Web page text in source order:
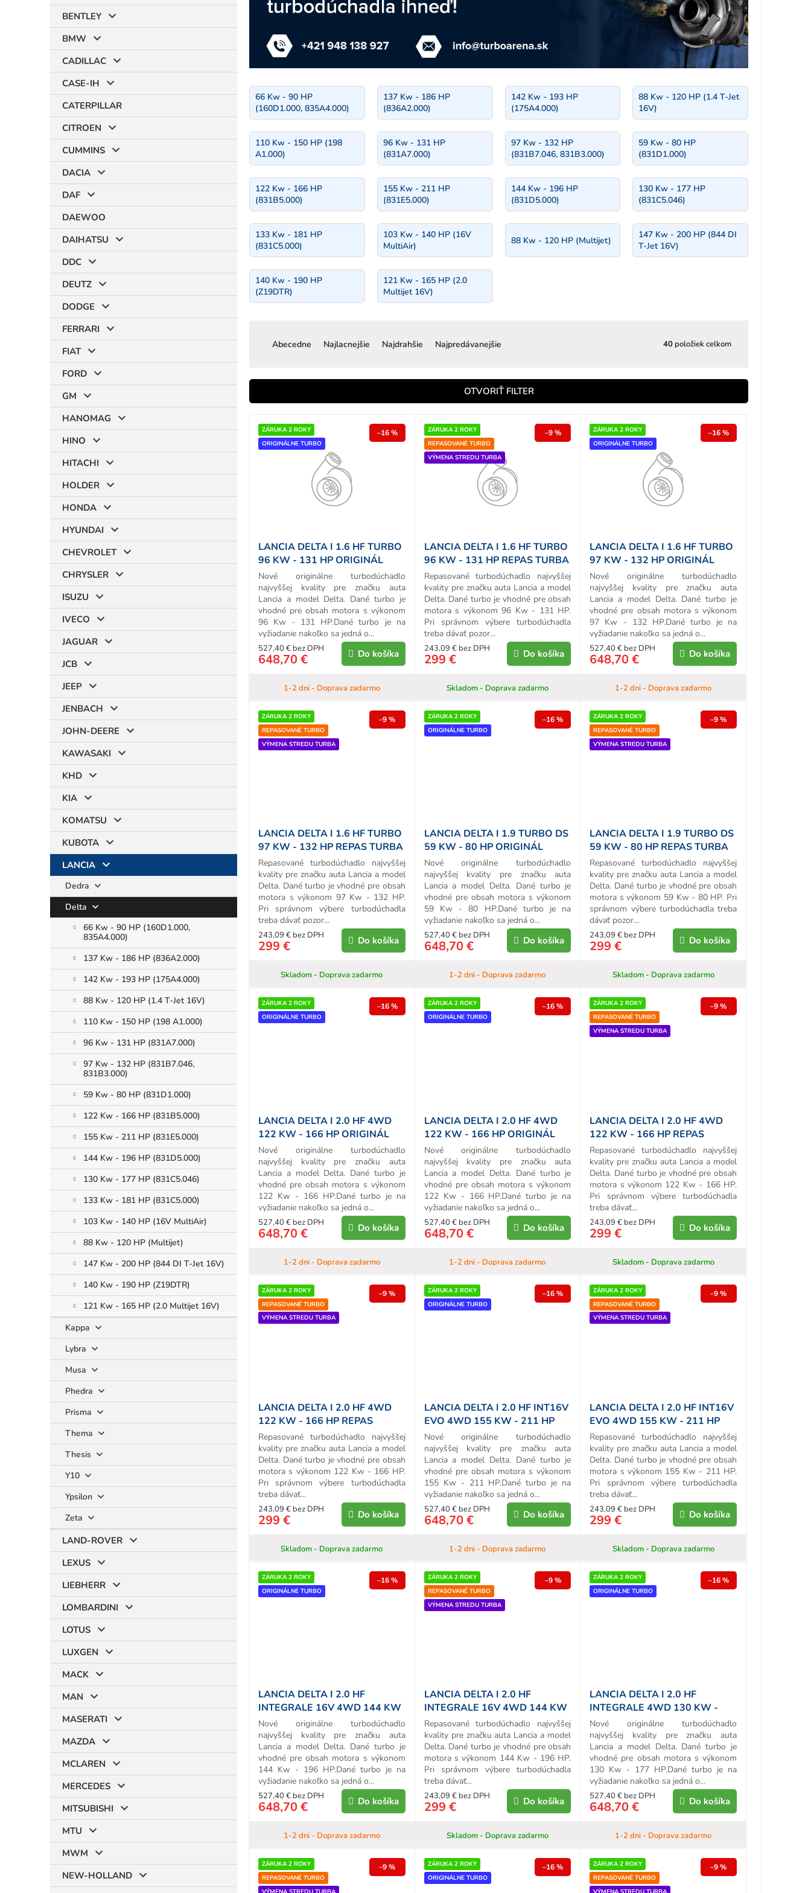
BENTLEY
BMW
CADILLAC
CASE-IH
CATERPILLAR
CITROEN
CUMMINS
DACIA
DAF
DAEWOO
DAIHATSU
DDC
DEUTZ
DODGE
FERRARI
FIAT
FORD
GM
HANOMAG
HINO
HITACHI
HOLDER
HONDA
HYUNDAI
CHEVROLET
CHRYSLER
ISUZU
IVECO
JAGUAR
JCB
JEEP
JENBACH
JOHN-DEERE
KAWASAKI
KHD
KIA
KOMATSU
KUBOTA
LANCIA
Dedra
Delta
66 Kw - 90 HP (160D1.000,
835A4.000)
137 Kw - 186 HP (836A2.000)
142 Kw - 193 HP (175A4.000)
88 Kw - 120 HP (1.4 T-Jet 16V)
110 Kw - 150 HP (198 A1.000)
96 Kw - 131 HP (831A7.000)
97 Kw - 132 HP (831B7.046,
831B3.000)
59 Kw - 80 HP (831D1.000)
122 Kw - 166 HP (831B5.000)
155 Kw - 211 HP (831E5.000)
144 Kw - 196 HP (831D5.000)
130 Kw - 177 HP (831C5.046)
133 Kw - 181 HP (831C5.000)
103 Kw - 140 HP (16V MultiAir)
88 Kw - 120 HP (Multijet)
147 Kw - 200 HP (844 DI T-Jet 16V)
140 Kw - 190 HP (Z19DTR)
121 Kw - 165 HP (2.0 Multijet 16V)
Kappa
Lybra
Musa
Phedra
Prisma
Thema
Thesis
Y10
Ypsilon
Zeta
LAND-ROVER
LEXUS
LIEBHERR
LOMBARDINI
LOTUS
LUXGEN
MACK
MAN
MASERATI
MAZDA
MCLAREN
MERCEDES
MITSUBISHI
MTU
MWM
NEW-HOLLAND
66 Kw - 90 HP
(160D1.000, 835A4.000)
137 Kw - 186 HP
(836A2.000)
142 Kw - 193 HP
(175A4.000)
88 Kw - 120 HP (1.4 T-Jet
16V)
110 Kw - 150 HP (198
A1.000)
96 Kw - 131 HP
(831A7.000)
97 Kw - 132 HP
(831B7.046, 831B3.000)
59 Kw - 80 HP
(831D1.000)
122 Kw - 166 HP
(831B5.000)
155 Kw - 211 HP
(831E5.000)
144 Kw - 196 HP
(831D5.000)
130 Kw - 177 HP
(831C5.046)
133 Kw - 181 HP
(831C5.000)
103 Kw - 140 HP (16V
MultiAir)
88 Kw - 120 HP (Multijet)
147 Kw - 200 HP (844 DI
T-Jet 16V)
140 Kw - 190 HP
(Z19DTR)
121 Kw - 165 HP (2.0
Multijet 16V)
n
p
r
o
Abecedne Najlacnejšie Najdrahšie Najpredávanejšie 40 položiek celkom
OTVORIŤ FILTER
ZÁRUKA 2 ROKY
ORIGINÁLNE TURBO
–16 %
LANCIA DELTA I 1.6 HF TURBO
96 KW - 131 HP ORIGINÁL
TURBO
1-2 dni - Doprava zadarmo
527,40 € bez DPH
648,70 € Do košíka
Nové originálne turbodúchadlo
najvyššej kvality pre značku auta
Lancia a model Delta. Dané turbo je
vhodné pre obsah motora s výkonom
96 Kw - 131 HP.Dané turbo je na
vyžiadanie nakoľko sa jedná o...
ZÁRUKA 2 ROKY
REPASOVANÉ TURBO
VÝMENA STREDU TURBA
–9 %
LANCIA DELTA I 1.6 HF TURBO
96 KW - 131 HP REPAS TURBA
Skladom - Doprava zadarmo
243,09 € bez DPH
299 € Do košíka
Repasované turbodúchadlo najvyššej
kvality pre značku auta Lancia a model
Delta. Dané turbo je vhodné pre obsah
motora s výkonom 96 Kw - 131 HP.
Pri správnom výbere turbodúchadla
treba dávať pozor...
ZÁRUKA 2 ROKY
ORIGINÁLNE TURBO
–16 %
LANCIA DELTA I 1.6 HF TURBO
97 KW - 132 HP ORIGINÁL
TURBO
1-2 dni - Doprava zadarmo
527,40 € bez DPH
648,70 € Do košíka
Nové originálne turbodúchadlo
najvyššej kvality pre značku auta
Lancia a model Delta. Dané turbo je
vhodné pre obsah motora s výkonom
97 Kw - 132 HP.Dané turbo je na
vyžiadanie nakoľko sa jedná o...
ZÁRUKA 2 ROKY
REPASOVANÉ TURBO
VÝMENA STREDU TURBA
–9 %
LANCIA DELTA I 1.6 HF TURBO
97 KW - 132 HP REPAS TURBA
Skladom - Doprava zadarmo
243,09 € bez DPH
299 € Do košíka
Repasované turbodúchadlo najvyššej
kvality pre značku auta Lancia a model
Delta. Dané turbo je vhodné pre obsah
motora s výkonom 97 Kw - 132 HP.
Pri správnom výbere turbodúchadla
treba dávať pozor...
ZÁRUKA 2 ROKY
ORIGINÁLNE TURBO
–16 %
LANCIA DELTA I 1.9 TURBO DS
59 KW - 80 HP ORIGINÁL
TURBO
1-2 dni - Doprava zadarmo
527,40 € bez DPH
648,70 € Do košíka
Nové originálne turbodúchadlo
najvyššej kvality pre značku auta
Lancia a model Delta. Dané turbo je
vhodné pre obsah motora s výkonom
59 Kw - 80 HP.Dané turbo je na
vyžiadanie nakoľko sa jedná o...
ZÁRUKA 2 ROKY
REPASOVANÉ TURBO
VÝMENA STREDU TURBA
–9 %
LANCIA DELTA I 1.9 TURBO DS
59 KW - 80 HP REPAS TURBA
Skladom - Doprava zadarmo
243,09 € bez DPH
299 € Do košíka
Repasované turbodúchadlo najvyššej
kvality pre značku auta Lancia a model
Delta. Dané turbo je vhodné pre obsah
motora s výkonom 59 Kw - 80 HP. Pri
správnom výbere turbodúchadla treba
dávať pozor...
ZÁRUKA 2 ROKY
ORIGINÁLNE TURBO
–16 %
LANCIA DELTA I 2.0 HF 4WD
122 KW - 166 HP ORIGINÁL
TURBO
1-2 dni - Doprava zadarmo
527,40 € bez DPH
648,70 € Do košíka
Nové originálne turbodúchadlo
najvyššej kvality pre značku auta
Lancia a model Delta. Dané turbo je
vhodné pre obsah motora s výkonom
122 Kw - 166 HP.Dané turbo je na
vyžiadanie nakoľko sa jedná o...
ZÁRUKA 2 ROKY
ORIGINÁLNE TURBO
–16 %
LANCIA DELTA I 2.0 HF 4WD
122 KW - 166 HP ORIGINÁL
TURBO
1-2 dni - Doprava zadarmo
527,40 € bez DPH
648,70 € Do košíka
Nové originálne turbodúchadlo
najvyššej kvality pre značku auta
Lancia a model Delta. Dané turbo je
vhodné pre obsah motora s výkonom
122 Kw - 166 HP.Dané turbo je na
vyžiadanie nakoľko sa jedná o...
ZÁRUKA 2 ROKY
REPASOVANÉ TURBO
VÝMENA STREDU TURBA
–9 %
LANCIA DELTA I 2.0 HF 4WD
122 KW - 166 HP REPAS
TURBA
Skladom - Doprava zadarmo
243,09 € bez DPH
299 € Do košíka
Repasované turbodúchadlo najvyššej
kvality pre značku auta Lancia a model
Delta. Dané turbo je vhodné pre obsah
motora s výkonom 122 Kw - 166 HP.
Pri správnom výbere turbodúchadla
treba dávať...
ZÁRUKA 2 ROKY
REPASOVANÉ TURBO
VÝMENA STREDU TURBA
–9 %
LANCIA DELTA I 2.0 HF 4WD
122 KW - 166 HP REPAS
TURBA
Skladom - Doprava zadarmo
243,09 € bez DPH
299 € Do košíka
Repasované turbodúchadlo najvyššej
kvality pre značku auta Lancia a model
Delta. Dané turbo je vhodné pre obsah
motora s výkonom 122 Kw - 166 HP.
Pri správnom výbere turbodúchadla
treba dávať...
ZÁRUKA 2 ROKY
ORIGINÁLNE TURBO
–16 %
LANCIA DELTA I 2.0 HF INT16V
EVO 4WD 155 KW - 211 HP
ORIGINÁL TURBO
1-2 dni - Doprava zadarmo
527,40 € bez DPH
648,70 € Do košíka
Nové originálne turbodúchadlo
najvyššej kvality pre značku auta
Lancia a model Delta. Dané turbo je
vhodné pre obsah motora s výkonom
155 Kw - 211 HP.Dané turbo je na
vyžiadanie nakoľko sa jedná o...
ZÁRUKA 2 ROKY
REPASOVANÉ TURBO
VÝMENA STREDU TURBA
–9 %
LANCIA DELTA I 2.0 HF INT16V
EVO 4WD 155 KW - 211 HP
REPAS TURBA
Skladom - Doprava zadarmo
243,09 € bez DPH
299 € Do košíka
Repasované turbodúchadlo najvyššej
kvality pre značku auta Lancia a model
Delta. Dané turbo je vhodné pre obsah
motora s výkonom 155 Kw - 211 HP.
Pri správnom výbere turbodúchadla
treba dávať...
ZÁRUKA 2 ROKY
ORIGINÁLNE TURBO
–16 %
LANCIA DELTA I 2.0 HF
INTEGRALE 16V 4WD 144 KW
- 196 HP ORIGINÁL TURBO
1-2 dni - Doprava zadarmo
527,40 € bez DPH
648,70 € Do košíka
Nové originálne turbodúchadlo
najvyššej kvality pre značku auta
Lancia a model Delta. Dané turbo je
vhodné pre obsah motora s výkonom
144 Kw - 196 HP.Dané turbo je na
vyžiadanie nakoľko sa jedná o...
ZÁRUKA 2 ROKY
REPASOVANÉ TURBO
VÝMENA STREDU TURBA
–9 %
LANCIA DELTA I 2.0 HF
INTEGRALE 16V 4WD 144 KW
- 196 HP REPAS TURBA
Skladom - Doprava zadarmo
243,09 € bez DPH
299 € Do košíka
Repasované turbodúchadlo najvyššej
kvality pre značku auta Lancia a model
Delta. Dané turbo je vhodné pre obsah
motora s výkonom 144 Kw - 196 HP.
Pri správnom výbere turbodúchadla
treba dávať...
ZÁRUKA 2 ROKY
ORIGINÁLNE TURBO
–16 %
LANCIA DELTA I 2.0 HF
INTEGRALE 4WD 130 KW -
177 HP ORIGINÁL TURBO
1-2 dni - Doprava zadarmo
527,40 € bez DPH
648,70 € Do košíka
Nové originálne turbodúchadlo
najvyššej kvality pre značku auta
Lancia a model Delta. Dané turbo je
vhodné pre obsah motora s výkonom
130 Kw - 177 HP.Dané turbo je na
vyžiadanie nakoľko sa jedná o...
ZÁRUKA 2 ROKY
REPASOVANÉ TURBO
–9 %
ZÁRUKA 2 ROKY
ORIGINÁLNE TURBO
–16 %
ZÁRUKA 2 ROKY
REPASOVANÉ TURBO
–9 %